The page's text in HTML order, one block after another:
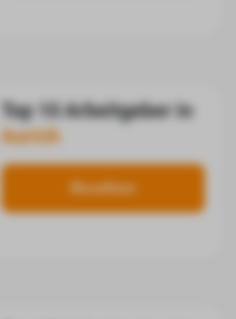
Top 10 Arbeitgeber in
Aurich
Ansehen